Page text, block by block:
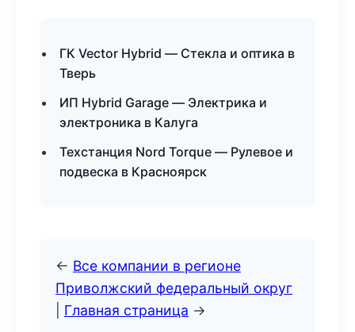
ГК Vector Hybrid — Стекла и оптика в
Тверь
ИП Hybrid Garage — Электрика и
электроника в Калуга
Техстанция Nord Torque — Рулевое и
подвеска в Красноярск
← Все компании в регионе
Приволжский федеральный округ
Главная страница →